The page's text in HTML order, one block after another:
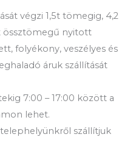
végzi 1,5t tömegig, 4,2
össztömegű nyitott
folyékony, veszélyes és
áruk szállítását
7:00 – 17:00 között a
lehet.
szállítjuk